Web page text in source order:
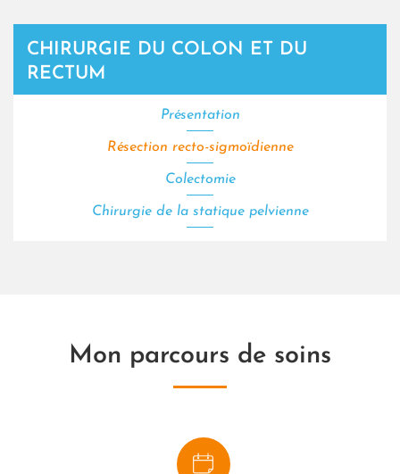
CHIRURGIE DU COLON ET DU
RECTUM
Présentation
Résection recto-sigmoïdienne
Colectomie
Chirurgie de la statique pelvienne
Mon parcours de soins